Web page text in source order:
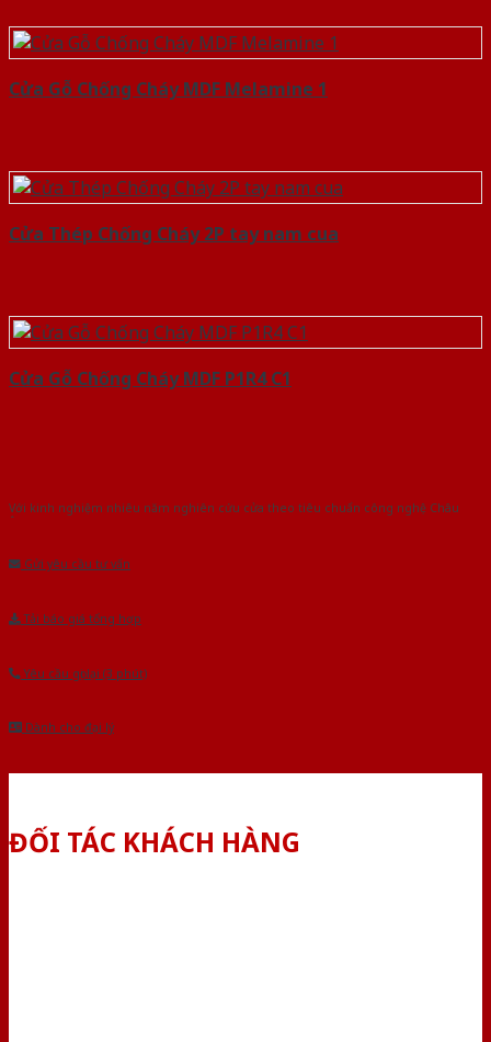
Cửa Gỗ Chống Cháy MDF Melamine 1
Cửa Thép Chống Cháy 2P tay nam cua
Cửa Gỗ Chống Cháy MDF P1R4 C1
Với kinh nghiệm nhiêu năm nghiên cứu cửa theo tiêu chuẩn công nghệ Châu
Gửi yêu cầu tư vấn
Tải báo giá tổng hợp
Yêu cầu gọi lại (3 phút)
Dành cho đại lý
ĐỐI TÁC KHÁCH HÀNG